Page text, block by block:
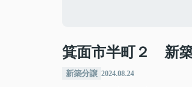
箕面市半町２ 新築
新築分譲 2024.08.24